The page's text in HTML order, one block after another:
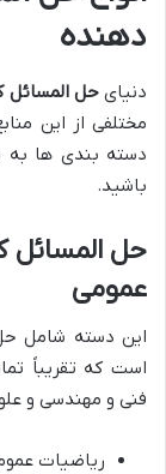
دهنده
دنیایحل المسائل
مختلفی از این
دسته بندی ها به
باشید.
حل المسائل
عمومی
این دسته شامل
است که تقریباً
فنی و مهندسی و
ریاضیات عمومی